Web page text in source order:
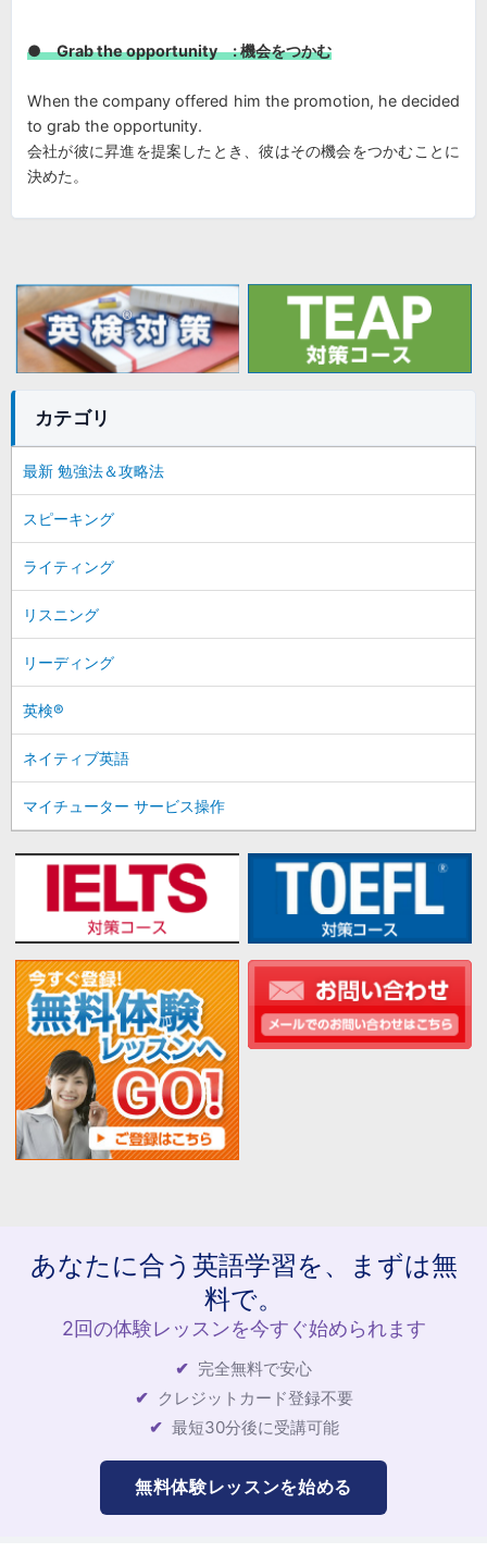
● Grab the opportunity : 機会をつかむ
When the company offered him the promotion, he decided
to grab the opportunity.
会社が彼に昇進を提案したとき、彼はその機会をつかむことに
決めた。
カテゴリ
最新 勉強法＆攻略法
スピーキング
ライティング
リスニング
リーディング
英検®
ネイティブ英語
マイチューター サービス操作
あなたに合う英語学習を、まずは無
料で。
2回の体験レッスンを今すぐ始められます
完全無料で安心
クレジットカード登録不要
最短30分後に受講可能
無料体験レッスンを始める